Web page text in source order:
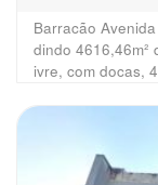
Barracão
dindo
ivre, com docas,